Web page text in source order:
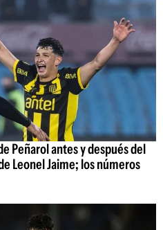
Peñarol antes y después del
Leonel Jaime; los números